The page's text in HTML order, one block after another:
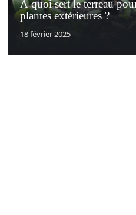
À quoi sert le terreau
plantes extérieures ?
18 février 2025